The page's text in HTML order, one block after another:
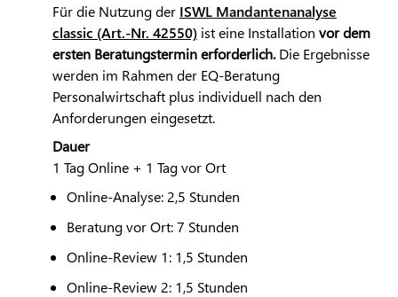
Für die Nutzung der ISWL Mandantenanalyse
classic (Art.-Nr. 42550)ist eine Installation vor dem
ersten Beratungstermin erforderlich.Die Ergebnisse
werden im Rahmen der EQ-Beratung
Personalwirtschaft plus individuell nach den
Anforderungen eingesetzt.
Dauer
1 Tag Online + 1 Tag vor Ort
Online-Analyse: 2,5 Stunden
Beratung vor Ort: 7 Stunden
Online-Review 1: 1,5 Stunden
Online-Review 2: 1,5 Stunden